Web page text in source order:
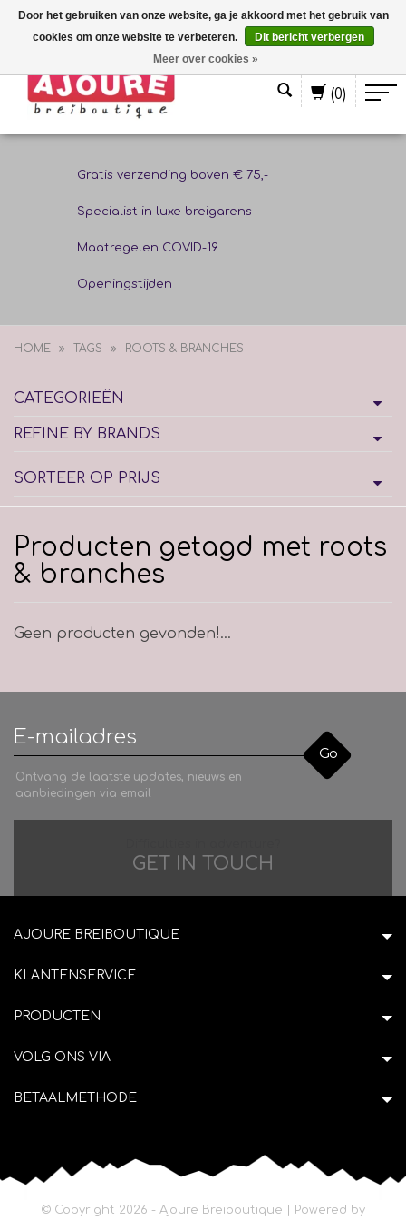
(0)
Gratis verzending boven € 75,-
Specialist in luxe breigarens
Maatregelen COVID-19
Openingstijden
HOME TAGS ROOTS & BRANCHES
CATEGORIEËN
REFINE BY BRANDS
SORTEER OP PRIJS
Producten getagd met roots
& branches
Geen producten gevonden!...
Go
Ontvang de laatste updates, nieuws en
aanbiedingen via email
GET IN TOUCH
AJOURE BREIBOUTIQUE
KLANTENSERVICE
PRODUCTEN
VOLG ONS VIA
BETAALMETHODE
© Copyright 2026 - Ajoure Breiboutique | Powered by
Door het gebruiken van onze website, ga je akkoord met het gebruik van
cookies om onze website te verbeteren.
Dit bericht verbergen
Meer over cookies »